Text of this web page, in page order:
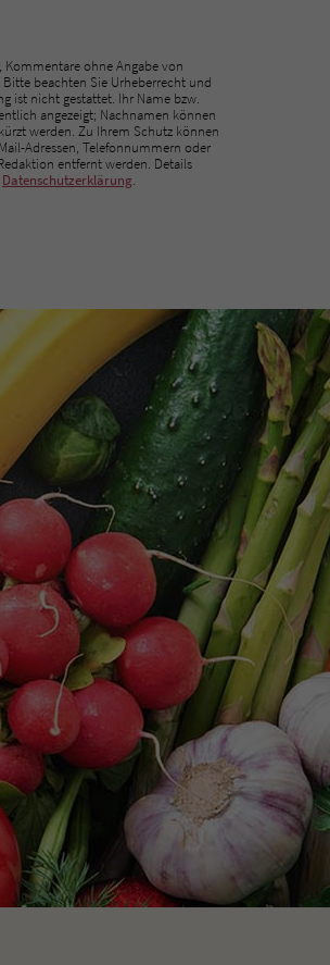
Kommentare ohne Angabe von
beachten Sie Urheberrecht und
ist nicht gestattet. Ihr Name bzw.
angezeigt; Nachnamen können
werden. Zu Ihrem Schutz können
Adressen, Telefonnummern oder
entfernt werden. Details
Datenschutzerklärung.